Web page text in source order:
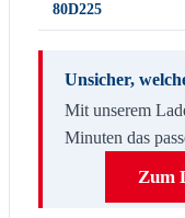
80D225
Unsicher,
Mit unserem
Minuten das
Zum